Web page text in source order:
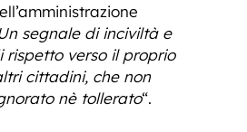
segnale di inciviltà e
rispetto verso il proprio
cittadini, che non
nè tollerato“.